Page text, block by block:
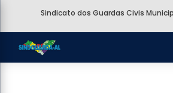
Sindicato dos Guardas Civis